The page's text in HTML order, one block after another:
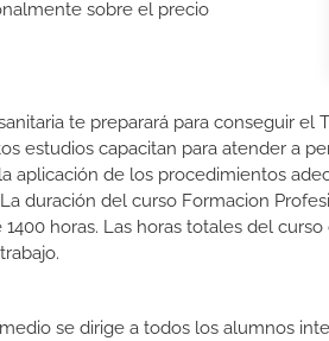
sobre el precio
te preparará para conseguir
estudios capacitan para atender a
aplicación de los procedimientos
duración del curso Formacion
horas. Las horas totales del
se dirige a todos los alumnos